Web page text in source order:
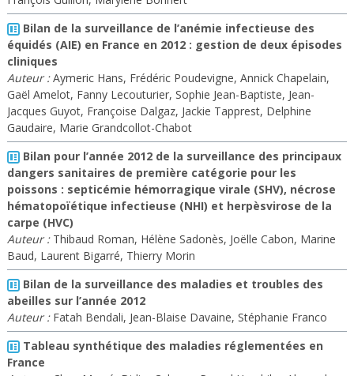
Bilan de la surveillance de l’anémie infectieuse des
équidés (AIE) en France en 2012 : gestion de deux épisodes
cliniques
Auteur :Aymeric Hans, Frédéric Poudevigne, Annick Chapelain,
Gaël Amelot, Fanny Lecouturier, Sophie Jean-Baptiste, Jean-
Jacques Guyot, Françoise Dalgaz, Jackie Tapprest, Delphine
Gaudaire, Marie Grandcollot-Chabot
Bilan pour l’année 2012 de la surveillance des principaux
dangers sanitaires de première catégorie pour les
poissons : septicémie hémorragique virale (SHV), nécrose
hématopoïétique infectieuse (NHI) et herpèsvirose de la
carpe (HVC)
Auteur :Thibaud Roman, Hélène Sadonès, Joëlle Cabon, Marine
Baud, Laurent Bigarré, Thierry Morin
Bilan de la surveillance des maladies et troubles des
abeilles sur l’année 2012
Auteur :Fatah Bendali, Jean-Blaise Davaine, Stéphanie Franco
Tableau synthétique des maladies réglementées en
France